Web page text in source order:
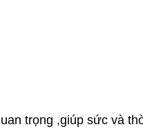
trọng ,giúp sức và